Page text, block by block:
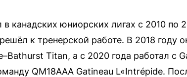
канадских юниорских лигах с 2010 по
к тренерской работе. В 2018 году
Titan, а с 2020 года работал с
QM18AAA Gatineau L«Intrépide.